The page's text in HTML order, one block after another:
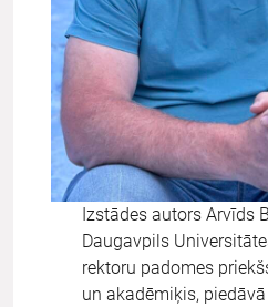
Izstādes autors Arvīds
Daugavpils
rektoru padomes
un akadēmiķis,